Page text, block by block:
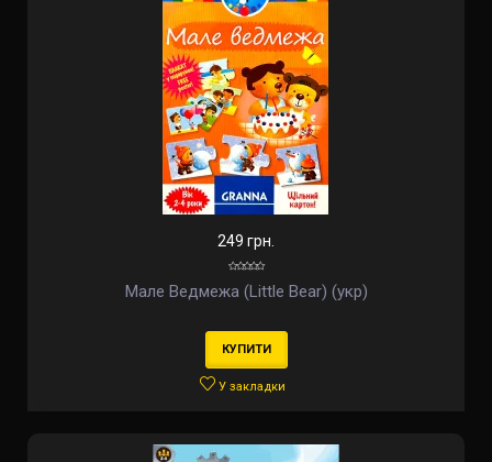
249 грн.
Мале Ведмежа (Little Bear) (укр)
КУПИТИ
У закладки